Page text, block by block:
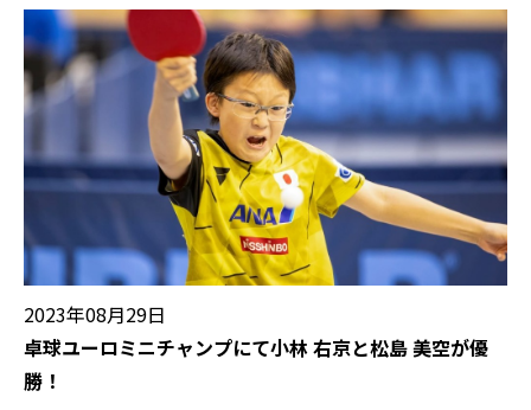
2023年08月29日
卓球ユーロミニチャンプにて小林 右京と松島 美空が優
勝！